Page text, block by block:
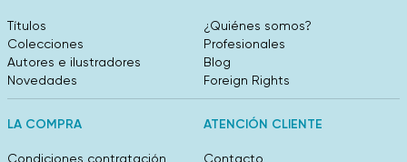
Títulos
Colecciones
Autores e ilustradores
Novedades
¿Quiénes somos?
Profesionales
Blog
Foreign Rights
LA COMPRA
Condiciones contratación
ATENCIÓN CLIENTE
Contacto